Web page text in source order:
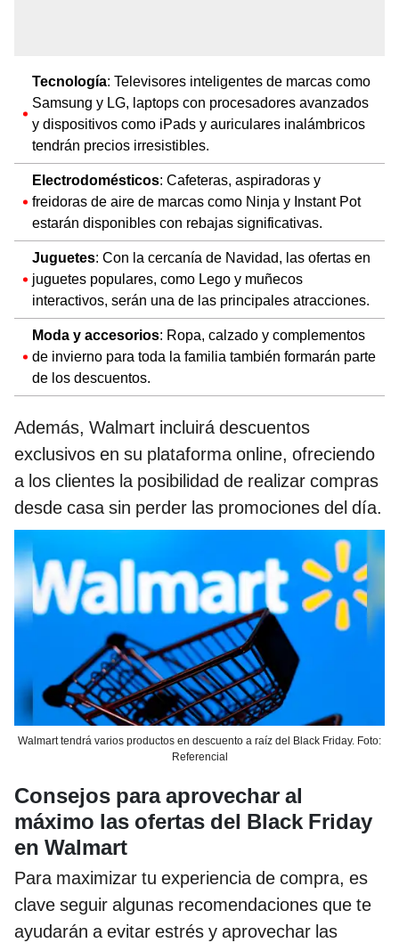
Tecnología: Televisores inteligentes de marcas como
Samsung y LG, laptops con procesadores avanzados
y dispositivos como iPads y auriculares inalámbricos
tendrán precios irresistibles.
Electrodomésticos: Cafeteras, aspiradoras y
freidoras de aire de marcas como Ninja y Instant Pot
estarán disponibles con rebajas significativas.
Juguetes: Con la cercanía de Navidad, las ofertas en
juguetes populares, como Lego y muñecos
interactivos, serán una de las principales atracciones.
Moda y accesorios: Ropa, calzado y complementos
de invierno para toda la familia también formarán parte
de los descuentos.
Además, Walmart incluirá descuentos
exclusivos en su plataforma online, ofreciendo
a los clientes la posibilidad de realizar compras
desde casa sin perder las promociones del día.
Walmart tendrá varios productos en descuento a raíz del Black Friday. Foto:
Referencial
Consejos para aprovechar al
máximo las ofertas del Black Friday
en Walmart
Para maximizar tu experiencia de compra, es
clave seguir algunas recomendaciones que te
ayudarán a evitar estrés y aprovechar las